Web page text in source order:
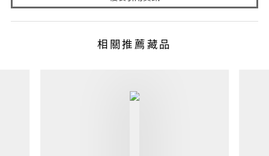
相關推薦藏品